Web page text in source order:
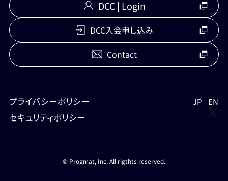
DCC | Login
DCC入会申し込み
Contact
プライバシーポリシー
セキュリティポリシー
X
EN
JP
© Progmat, Inc. All rigthts reserved.